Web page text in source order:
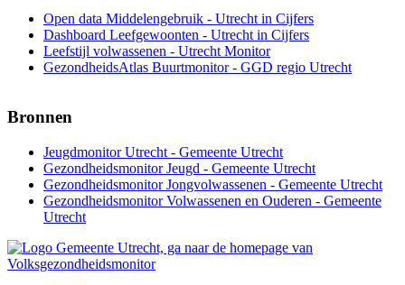
Open data Middelengebruik - Utrecht in Cijfers
Dashboard Leefgewoonten - Utrecht in Cijfers
Leefstijl volwassenen - Utrecht Monitor
GezondheidsAtlas Buurtmonitor - GGD regio Utrecht
Bronnen
Jeugdmonitor Utrecht - Gemeente Utrecht
Gezondheidsmonitor Jeugd - Gemeente Utrecht
Gezondheidsmonitor Jongvolwassenen - Gemeente Utrecht
Gezondheidsmonitor Volwassenen en Ouderen - Gemeente
Utrecht